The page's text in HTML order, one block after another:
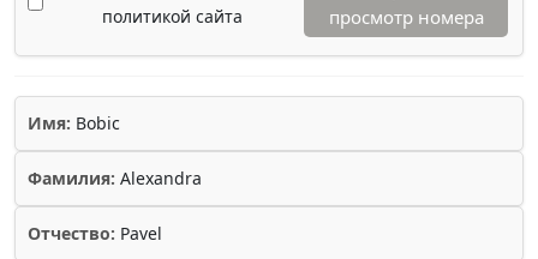
политикой сайта
просмотр номера
Имя: Bobic
Фамилия: Alexandra
Отчество: Pavel